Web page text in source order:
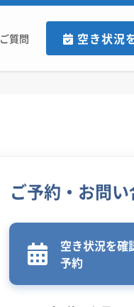
ご質問 空き状況
ご予約・お問
空き状況を確
予約